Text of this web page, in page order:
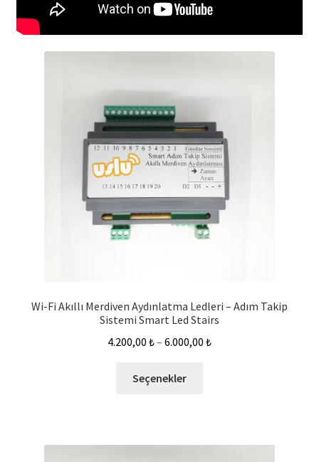
Wi-Fi Akıllı Merdiven Aydınlatma Ledleri – Adım Takip
Sistemi Smart Led Stairs
4.200,00 ₺– 6.000,00 ₺
Seçenekler